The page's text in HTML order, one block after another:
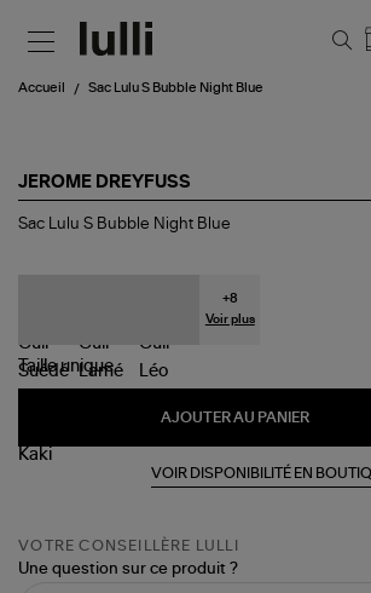
Accueil Sac Lulu S Bubble Night Blue
JEROME DREYFUSS
Sac
Sac Lulu S Bubble Night Blue
+8
Voir plus
Tailleunique
AJOUTER AU PANIER
VOIR DISPONIBILITÉ EN
VOTRE CONSEILLÈRE LULLI
Une question sur ce produit ?